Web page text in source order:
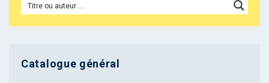
Catalogue général